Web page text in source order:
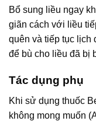
Bổ sung liều ngay
giãn cách với liều
quên và tiếp tục lịch
để bù cho liều đã bị
Tác dụng phụ
Khi sử dụng thuốc
không mong muốn